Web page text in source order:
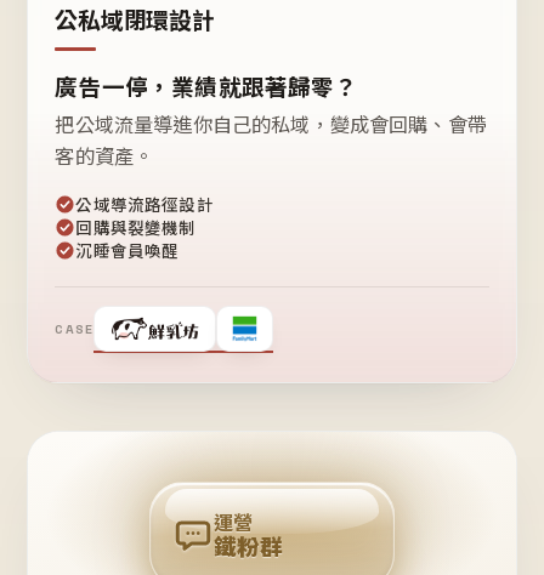
公私域閉環設計
廣告一停，業績就跟著歸零？
把公域流量導進你自己的私域，變成會回購、會帶
客的資產。
公域導流路徑設計
回購與裂變機制
沉睡會員喚醒
CASE
❤
粉
回
購
運營
鐵粉群